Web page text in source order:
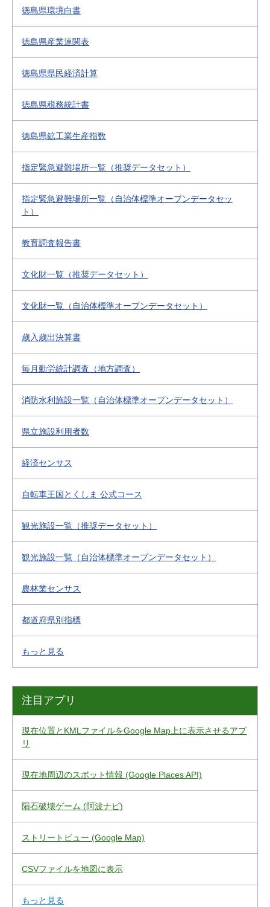
徳島県環境白書
徳島県産業連関表
徳島県県民経済計算
徳島県税務統計書
徳島県鉱工業生産指数
指定緊急避難場所一覧（推奨データセット）
指定緊急避難場所一覧（自治体標準オープンデータセッ
ト）
教育調査報告書
文化財一覧（推奨データセット）
文化財一覧（自治体標準オープンデータセット）
歳入歳出決算書
毎月勤労統計調査（地方調査）
消防水利施設一覧（自治体標準オープンデータセット）
県立施設利用者数
経済センサス
自転車王国とくしま 公式コース
観光施設一覧（推奨データセット）
観光施設一覧（自治体標準オープンデータセット）
農林業センサス
都道府県別指標
もっと見る
注目アプリ
現在位置とKMLファイルをGoogle Map上に表示させるアプ
リ
現在地周辺のスポット情報 (Google Places API)
隕石破壊ゲーム (阿波ナビ)
ストリートビュー (Google Map)
CSVファイルを地図に表示
もっと見る